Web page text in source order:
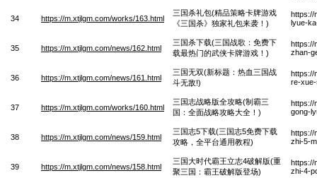
34 https://m.xtjlgm.com/works/163.html
三国杀礼包(精品策略卡牌游戏
《三国杀》独家礼包来袭！)
https://
lyue-
35 https://m.xtjlgm.com/news/162.html
三国杀下载(三国战歌：免费下
载最热门的武侠卡牌游戏！)
https://
zhan-
36 https://m.xtjlgm.com/news/161.html
三国无双(新标题：热血三国战
斗无敌!)
https://
re-
37 https://m.xtjlgm.com/works/160.html
三国志战略版全攻略(制霸三
国：全面战略攻略大全！)
https://
gong-
38 https://m.xtjlgm.com/news/159.html
三国志5下载(三国志5免费下载
攻略，全平台通用教程)
https://
zhi-5-
39 https://m.xtjlgm.com/news/158.html
三国大时代霸王立志4破解版(重
聚三国：霸王破解版登场)
https://
zhi-4-